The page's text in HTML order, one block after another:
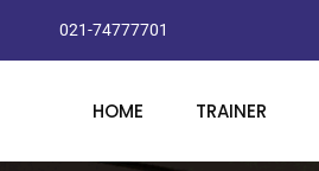
021-74777701
HOME TRAINER